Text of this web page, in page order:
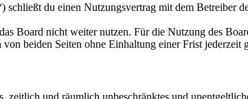
du einen Nutzungsvertrag mit dem Betreiber
Board nicht weiter nutzen. Für die Nutzung des
beiden Seiten ohne Einhaltung einer Frist jederzeit